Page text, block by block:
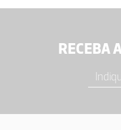
RECEBA